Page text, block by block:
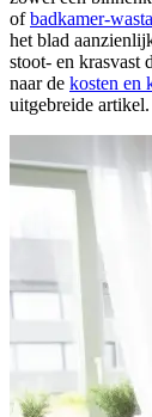
ofbadkamer-
het blad
stoot- en krasvast
naar de kosten en
uitgebreide artikel.